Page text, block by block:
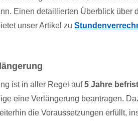
Einen detaillierten Überblick über
unser Artikel zu
ist in aller Regel auf5 Jahre
eine Verlängerung beantragen.
die Voraussetzungen erfüllt,